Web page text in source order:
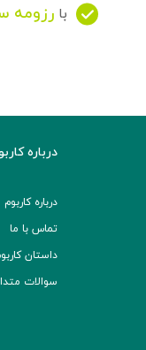
با رزومه
درباره
درباره کاربوم
تماس با ما
داستان
سوالات